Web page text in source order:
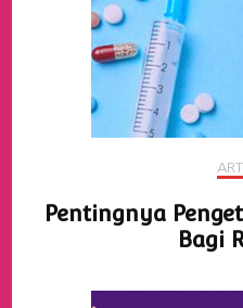
Pentingnya
Bagi